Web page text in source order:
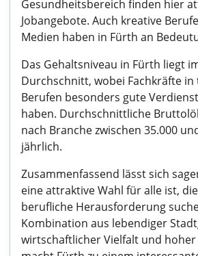
Gesundheitsbereich finden hier
Jobangebote. Auch kreative
Medien haben in Fürth an
Das Gehaltsniveau in Fürth liegt
Durchschnitt, wobei Fachkräfte in
Berufen besonders gute
haben. Durchschnittliche
nach Branche zwischen 35.000
jährlich.
Zusammenfassend lässt sich
eine attraktive Wahl für alle ist,
berufliche Herausforderung
Kombination aus lebendiger
wirtschaftlicher Vielfalt und